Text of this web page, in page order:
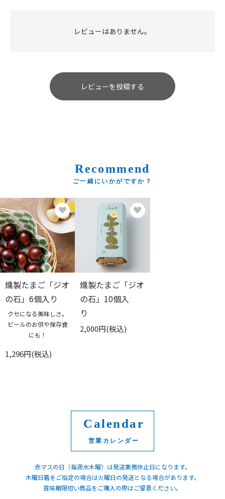
レビューはありません。
レビューを投稿する
Recommend
燻製たまご「ジオ
の石」6個入り
クセになる美味しさ。
ビールのお供や保存食
にも！
1,296円(税込)
燻製たまご「ジオ
の石」10個入
り
2,000円(税込)
Calendar
赤マスの日（毎週水木曜）は発送業務休止日になります。
木曜日着をご指定の場合は火曜日の発送となる場合があります。
賞味期限短い商品をご購入の際はご留意ください。